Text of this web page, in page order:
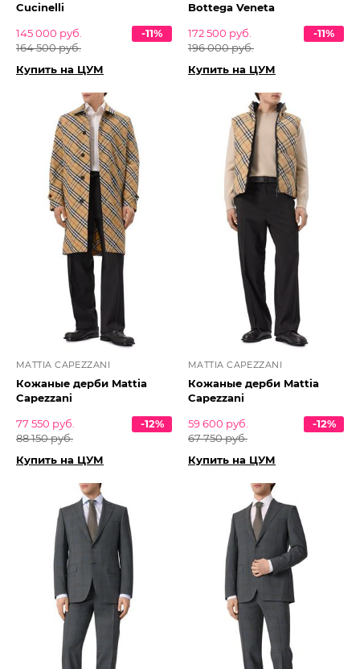
Cucinelli
145 000 руб.
164 500 руб.
-11%
Купить на ЦУМ
Bottega Veneta
172 500 руб.
196 000 руб.
-11%
Купить на ЦУМ
MATTIA CAPEZZANI
Кожаные дерби Mattia
Capezzani
77 550 руб.
88 150 руб.
-12%
Купить на ЦУМ
MATTIA CAPEZZANI
Кожаные дерби Mattia
Capezzani
59 600 руб.
67 750 руб.
-12%
Купить на ЦУМ